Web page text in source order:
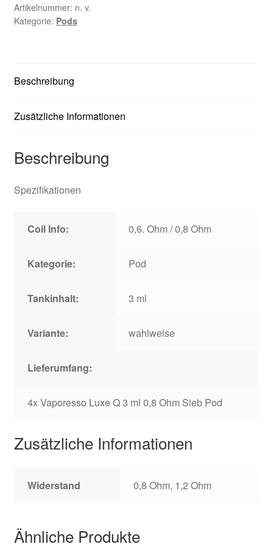
Nikotintabelle
Artikelnummer: n. v.
Kategorie: Pods
Beschreibung
Zusätzliche Informationen
Beschreibung
Spezifikationen
Coil Info: 0,6. Ohm / 0,8 Ohm
Kategorie: Pod
Tankinhalt: 3 ml
Variante: wahlweise
Lieferumfang:
4x Vaporesso Luxe Q 3 ml 0,8 Ohm Sieb Pod
Zusätzliche Informationen
Widerstand 0,8 Ohm, 1,2 Ohm
Ähnliche Produkte